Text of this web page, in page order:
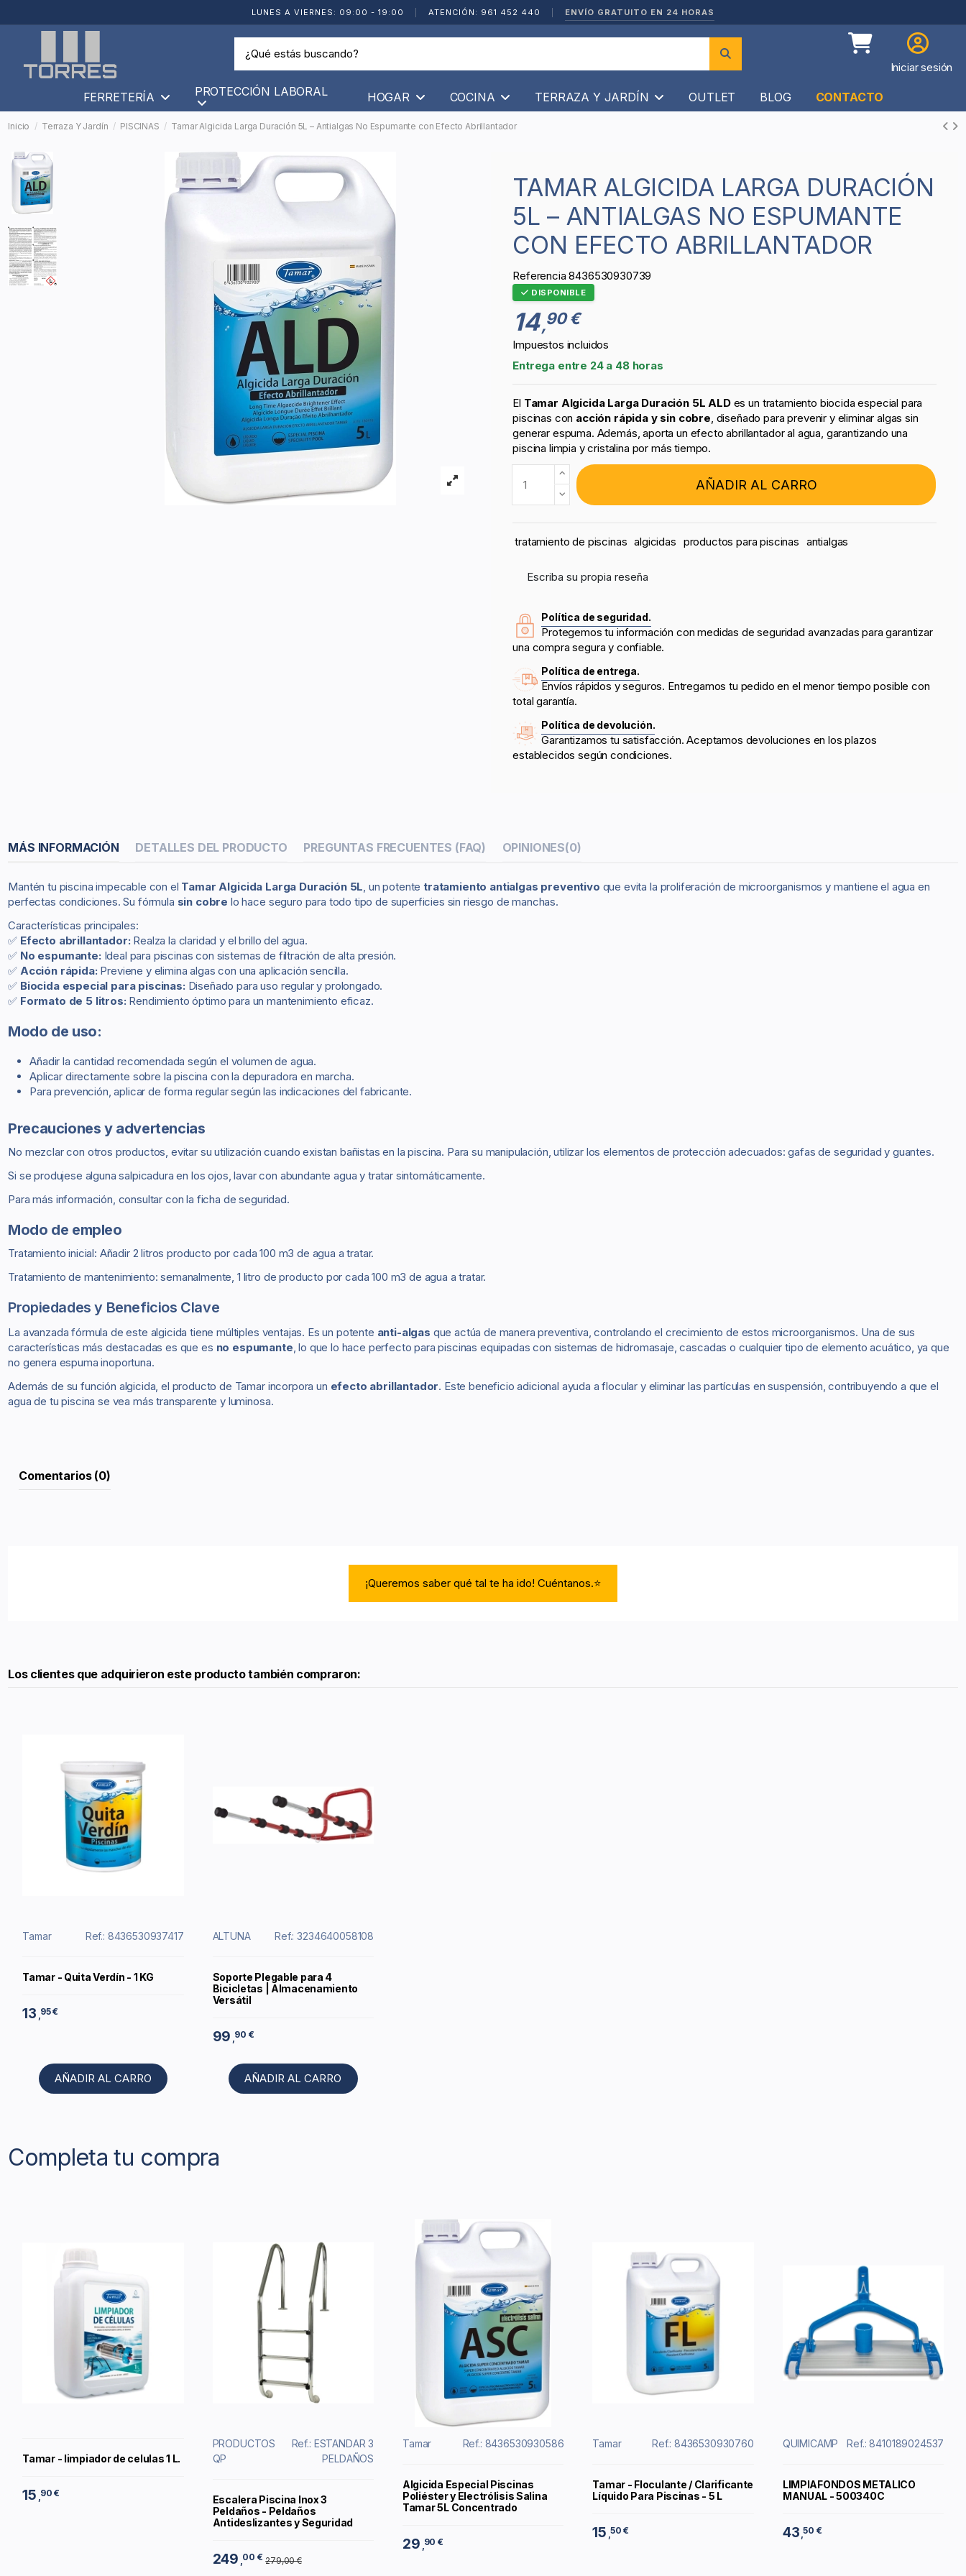
LUNES A VIERNES: 09:00 - 19:00 ATENCIÓN: 961 452 440 ENVÍO GRATUITO EN 24 HORAS
Iniciar sesión
FERRETERÍA PROTECCIÓN LABORAL HOGAR COCINA TERRAZA Y JARDÍN OUTLET BLOG CONTACTO
Inicio Terraza Y Jardín PISCINAS Tamar Algicida Larga Duración 5L – Antialgas No Espumante con Efecto Abrillantador
TAMAR ALGICIDA LARGA DURACIÓN
5L – ANTIALGAS NO ESPUMANTE
CON EFECTO ABRILLANTADOR
Referencia 8436530930739
DISPONIBLE
14,90 €
Impuestos incluidos
Entrega entre 24 a 48 horas
El Tamar Algicida Larga Duración 5L ALDes un tratamiento biocida especial para
piscinas con acción rápida y sin cobre , diseñado para prevenir y eliminar algas sin
generar espuma. Además, aporta un efecto abrillantador al agua, garantizando una
piscina limpia y cristalina por más tiempo.
AÑADIR AL CARRO
tratamiento de piscinas algicidas productos para piscinas antialgas
Escriba su propia reseña
Política de seguridad.
Protegemos tu información con medidas de seguridad avanzadas para garantizar
una compra segura y confiable.
Política de entrega.
Envíos rápidos y seguros. Entregamos tu pedido en el menor tiempo posible con
total garantía.
Política de devolución.
Garantizamos tu satisfacción. Aceptamos devoluciones en los plazos
establecidos según condiciones.
MÁS INFORMACIÓN DETALLES DEL PRODUCTO PREGUNTAS FRECUENTES (FAQ) OPINIONES(0)
Mantén tu piscina impecable con el Tamar Algicida Larga Duración 5L, un potentetratamiento antialgas preventivo que evita la proliferación de microorganismos y mantiene el agua en
perfectas condiciones. Su fórmula sin cobre lo hace seguro para todo tipo de superficies sin riesgo de manchas.
Características principales:
✅ Efecto abrillantador: Realza la claridad y el brillo del agua.
✅ No espumante: Ideal para piscinas con sistemas de filtración de alta presión.
✅ Acción rápida: Previene y elimina algas con una aplicación sencilla.
✅ Biocida especial para piscinas: Diseñado para uso regular y prolongado.
✅ Formato de 5 litros: Rendimiento óptimo para un mantenimiento eficaz.
Modo de uso:
Añadir la cantidad recomendada según el volumen de agua.
Aplicar directamente sobre la piscina con la depuradora en marcha.
Para prevención, aplicar de forma regular según las indicaciones del fabricante.
Precauciones y advertencias
No mezclar con otros productos, evitar su utilización cuando existan bañistas en la piscina. Para su manipulación, utilizar los elementos de protección adecuados: gafas de seguridad y guantes.
Si se produjese alguna salpicadura en los ojos, lavar con abundante agua y tratar sintomáticamente.
Para más información, consultar con la ficha de seguridad.
Modo de empleo
Tratamiento inicial: Añadir 2 litros producto por cada 100 m3 de agua a tratar.
Tratamiento de mantenimiento: semanalmente, 1 litro de producto por cada 100 m3 de agua a tratar.
Propiedades y Beneficios Clave
La avanzada fórmula de este algicida tiene múltiples ventajas. Es un potente anti-algas que actúa de manera preventiva, controlando el crecimiento de estos microorganismos. Una de sus
características más destacadas es que es no espumante, lo que lo hace perfecto para piscinas equipadas con sistemas de hidromasaje, cascadas o cualquier tipo de elemento acuático, ya que
no genera espuma inoportuna.
Además de su función algicida, el producto de Tamar incorpora un efecto abrillantador. Este beneficio adicional ayuda a flocular y eliminar las partículas en suspensión, contribuyendo a que el
agua de tu piscina se vea más transparente y luminosa.
Comentarios (0)
¡Queremos saber qué tal te ha ido! Cuéntanos.⭐
Los clientes que adquirieron este producto también compraron:
Tamar Ref.: 8436530937417
Tamar - Quita Verdín - 1 KG
13 95 €
AÑADIR AL CARRO
ALTUNA Ref.: 3234640058108
Soporte Plegable para 4
Bicicletas | Almacenamiento
Versátil
99 ,90 €
AÑADIR AL CARRO
Completa tu compra
Tamar - limpiador de celulas 1 L.
15 ,90 €
PRODUCTOS
QP
Ref.: ESTANDAR 3
PELDAÑOS
Escalera Piscina Inox 3
Peldaños - Peldaños
Antideslizantes y Seguridad
249 ,00 € 279,00 €
Tamar Ref.: 8436530930586
Algicida Especial Piscinas
Poliéster y Electrólisis Salina
Tamar 5L Concentrado
29 ,90 €
Tamar Ref.: 8436530930760
Tamar - Floculante / Clarificante
Líquido Para Piscinas - 5 L
15 ,50 €
QUIMICAMP Ref.: 8410189024537
LIMPIAFONDOS METALICO
MANUAL - 500340C
43 ,50 €